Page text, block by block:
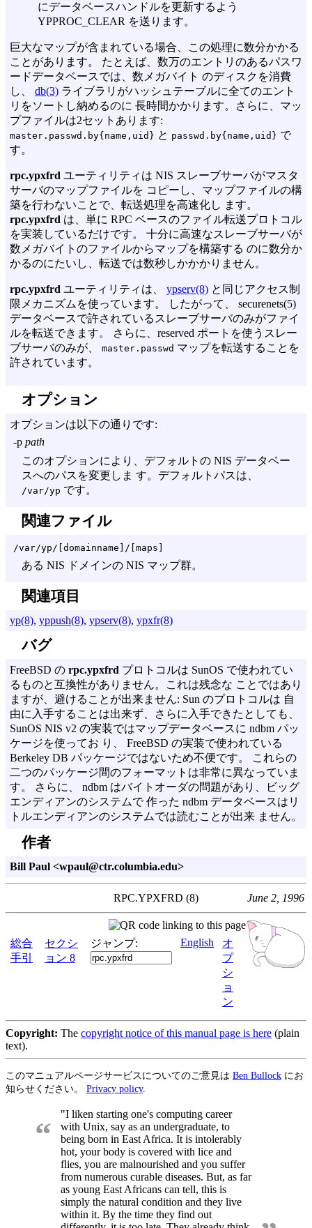
にデータベースハンドルを更新するよう
YPPROC_CLEAR を送ります。
巨大なマップが含まれている場合、この処理に数分かかる
ことがあります。 たとえば、数万のエントリのあるパスワ
ードデータベースでは、数メガバイト のディスクを消費
し、 db(3) ライブラリがハッシュテーブルに全てのエント
リをソートし納めるのに 長時間かかります。さらに、マッ
プファイルは2セットあります:
master.passwd.by{name,uid} と passwd.by{name,uid} で
す。
rpc.ypxfrd ユーティリティは NIS スレーブサーバがマスタ
サーバのマップファイルを コピーし、マップファイルの構
築を行わないことで、転送処理を高速化し ます。
rpc.ypxfrd は、単に RPC ベースのファイル転送プロトコル
を実装しているだけです。 十分に高速なスレーブサーバが
数メガバイトのファイルからマップを構築する のに数分か
かるのにたいし、転送では数秒しかかかりません。
rpc.ypxfrd ユーティリティは、 ypserv(8) と同じアクセス制
限メカニズムを使っています。 したがって、 securenets(5)
データベースで許されているスレーブサーバのみがファイ
ルを転送できます。 さらに、reserved ポートを使うスレー
ブサーバのみが、 master.passwd マップを転送することを
許されています。
オプション
オプションは以下の通りです:
-p path
このオプションにより、デフォルトの NIS データベー
スへのパスを変更しま す。デフォルトパスは、
/var/yp です。
関連ファイル
/var/yp/[domainname]/[maps]
ある NIS ドメインの NIS マップ群。
関連項目
yp(8), yppush(8), ypserv(8), ypxfr(8)
バグ
FreeBSD の rpc.ypxfrd プロトコルは SunOS で使われてい
るものと互換性がありません。これは残念な ことではあり
ますが、避けることが出来ません: Sun のプロトコルは 自
由に入手することは出来ず、さらに入手できたとしても、
SunOS NIS v2 の実装ではマップデータベースに ndbm パッ
ケージを使ってお り、 FreeBSD の実装で使われている
Berkeley DB パッケージではないため不便です。 これらの
二つのパッケージ間のフォーマットは非常に異なっていま
す。 さらに、 ndbm はバイトオーダの問題があり、ビッグ
エンディアンのシステムで 作った ndbm データベースはリ
トルエンディアンのシステムでは読むことが出来 ません。
作者
Bill Paul <wpaul@ctr.columbia.edu>
RPC.YPXFRD (8) June 2, 1996
総合
手引
セクシ
ョン 8
ジャンプ: English
オ
プ
シ
ョ
ン
Copyright: The copyright notice of this manual page is here (plain
text).
このマニュアルページサービスについてのご意見は Ben Bullock にお
知らせください。 Privacy policy.
“
"I liken starting one's computing career
with Unix, say as an undergraduate, to
being born in East Africa. It is intolerably
hot, your body is covered with lice and
flies, you are malnourished and you suffer
from numerous curable diseases. But, as far
as young East Africans can tell, this is
simply the natural condition and they live
within it. By the time they find out